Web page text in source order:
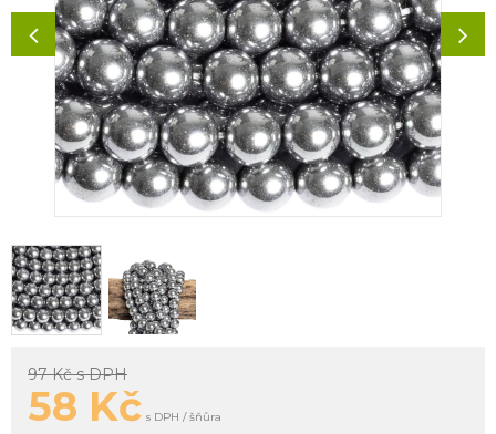
97 Kčs DPH
58 Kč s DPH / šňůra